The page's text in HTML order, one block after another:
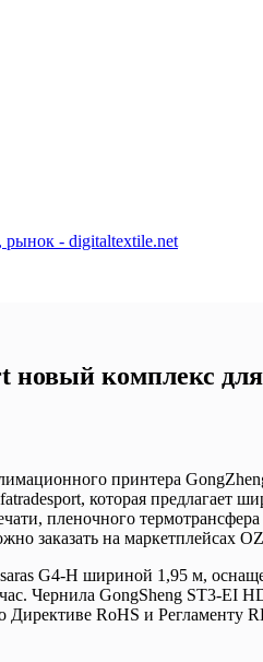
рынок - digitaltextile.net
комплекс
принтера
которая предлагает
пленочного
заказать на маркетплейсах
G4-H шириной 1,95 м,
Чернила GongSheng ST3-EI
Директиве RoHS и Регламенту